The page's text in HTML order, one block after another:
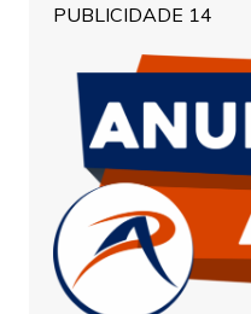
PUBLICIDADE 14